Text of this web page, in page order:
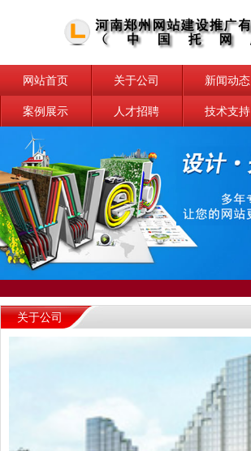
网站首页 关于公司 新闻动态
案例展示 人才招聘 技术支持
关于公司